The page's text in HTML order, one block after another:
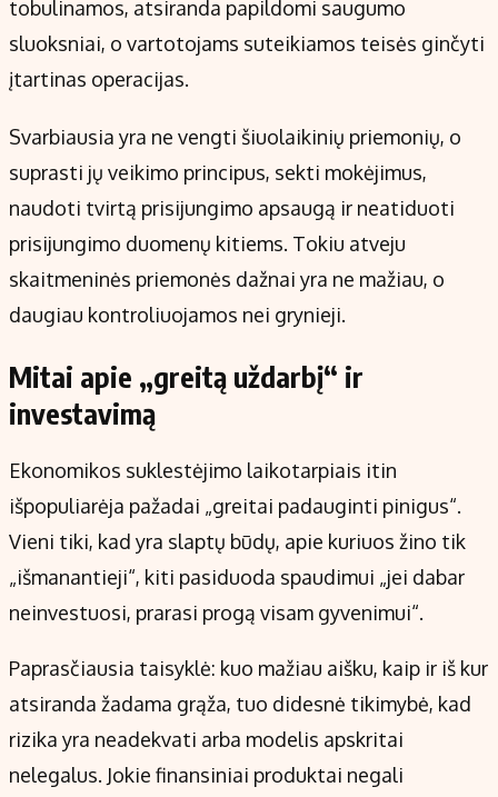
tobulinamos, atsiranda papildomi saugumo
sluoksniai, o vartotojams suteikiamos teisės ginčyti
įtartinas operacijas.
Svarbiausia yra ne vengti šiuolaikinių priemonių, o
suprasti jų veikimo principus, sekti mokėjimus,
naudoti tvirtą prisijungimo apsaugą ir neatiduoti
prisijungimo duomenų kitiems. Tokiu atveju
skaitmeninės priemonės dažnai yra ne mažiau, o
daugiau kontroliuojamos nei grynieji.
Mitai apie „greitą uždarbį“ ir
investavimą
Ekonomikos suklestėjimo laikotarpiais itin
išpopuliarėja pažadai „greitai padauginti pinigus“.
Vieni tiki, kad yra slaptų būdų, apie kuriuos žino tik
„išmanantieji“, kiti pasiduoda spaudimui „jei dabar
neinvestuosi, prarasi progą visam gyvenimui“.
Paprasčiausia taisyklė: kuo mažiau aišku, kaip ir iš kur
atsiranda žadama grąža, tuo didesnė tikimybė, kad
rizika yra neadekvati arba modelis apskritai
nelegalus. Jokie finansiniai produktai negali